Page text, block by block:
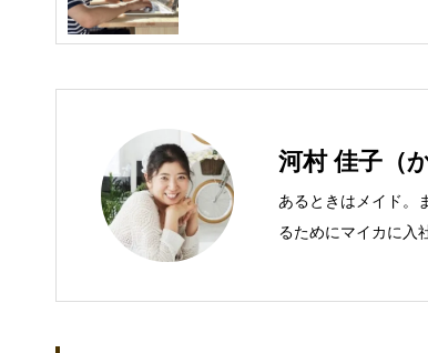
河村 佳子（
あるときはメイド。
るためにマイカに入